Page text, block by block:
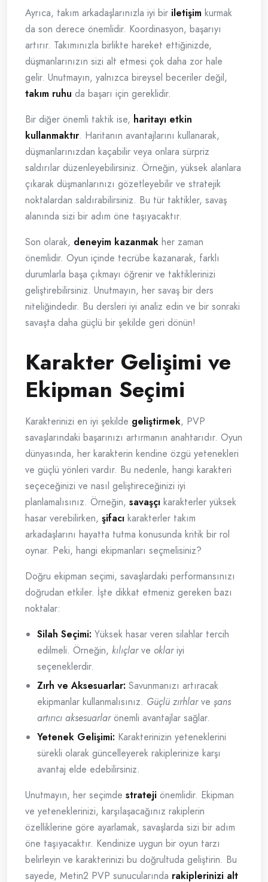
Ayrıca, takım arkadaşlarınızla iyi bir iletişim kurmak
da son derece önemlidir. Koordinasyon, başarıyı
artırır. Takımınızla birlikte hareket ettiğinizde,
düşmanlarınızın sizi alt etmesi çok daha zor hale
gelir. Unutmayın, yalnızca bireysel beceriler değil,
takım ruhu da başarı için gereklidir.
Bir diğer önemli taktik ise, haritayı etkin
kullanmaktır. Haritanın avantajlarını kullanarak,
düşmanlarınızdan kaçabilir veya onlara sürpriz
saldırılar düzenleyebilirsiniz. Örneğin, yüksek alanlara
çıkarak düşmanlarınızı gözetleyebilir ve stratejik
noktalardan saldırabilirsiniz. Bu tür taktikler, savaş
alanında sizi bir adım öne taşıyacaktır.
Son olarak, deneyim kazanmak her zaman
önemlidir. Oyun içinde tecrübe kazanarak, farklı
durumlarla başa çıkmayı öğrenir ve taktiklerinizi
geliştirebilirsiniz. Unutmayın, her savaş bir ders
niteliğindedir. Bu dersleri iyi analiz edin ve bir sonraki
savaşta daha güçlü bir şekilde geri dönün!
Karakter Gelişimi ve
Ekipman Seçimi
Karakterinizi en iyi şekilde geliştirmek, PVP
savaşlarındaki başarınızı artırmanın anahtarıdır. Oyun
dünyasında, her karakterin kendine özgü yetenekleri
ve güçlü yönleri vardır. Bu nedenle, hangi karakteri
seçeceğinizi ve nasıl geliştireceğinizi iyi
planlamalısınız. Örneğin, savaşçı karakterler yüksek
hasar verebilirken, şifacı karakterler takım
arkadaşlarını hayatta tutma konusunda kritik bir rol
oynar. Peki, hangi ekipmanları seçmelisiniz?
Doğru ekipman seçimi, savaşlardaki performansınızı
doğrudan etkiler. İşte dikkat etmeniz gereken bazı
noktalar:
Silah Seçimi: Yüksek hasar veren silahlar tercih
edilmeli. Örneğin, kılıçlarve oklariyi
seçeneklerdir.
Zırh ve Aksesuarlar: Savunmanızı artıracak
ekipmanlar kullanmalısınız. Güçlü zırhlarve şans
artırıcı aksesuarlarönemli avantajlar sağlar.
Yetenek Gelişimi: Karakterinizin yeteneklerini
sürekli olarak güncelleyerek rakiplerinize karşı
avantaj elde edebilirsiniz.
Unutmayın, her seçimde strateji önemlidir. Ekipman
ve yeteneklerinizi, karşılaşacağınız rakiplerin
özelliklerine göre ayarlamak, savaşlarda sizi bir adım
öne taşıyacaktır. Kendinize uygun bir oyun tarzı
belirleyin ve karakterinizi bu doğrultuda geliştirin. Bu
sayede, Metin2 PVP sunucularında rakiplerinizi alt